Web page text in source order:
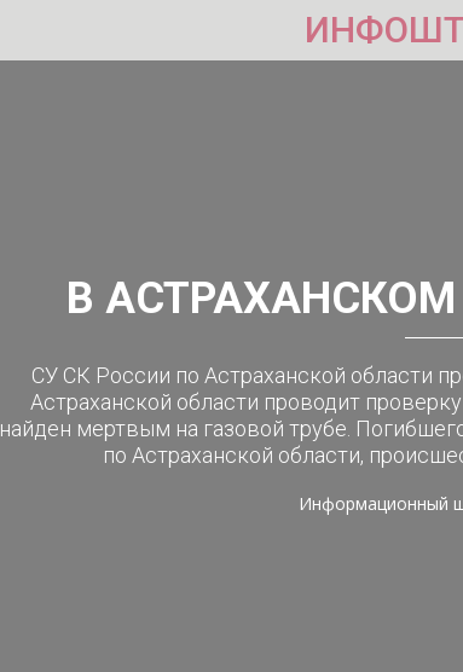
В
СУ СК России по Астраханской области
Астраханской области проводит
найден мертвым на газовой трубе.
по Астраханской области,
Информационный